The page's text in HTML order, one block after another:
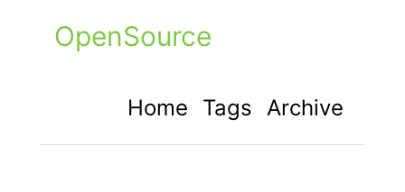
OpenSource
Home Tags Archive